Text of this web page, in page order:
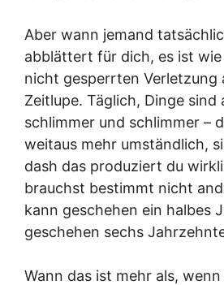
Aber wann jemand
abblättert für dich, es ist wie
nicht gesperrten Verletzung
Zeitlupe. Täglich, Dinge sind
schlimmer und schlimmer –
weitaus mehr umständlich,
dash das produziert du
brauchst bestimmt nicht
kann geschehen ein halbes
geschehen sechs
Wann das ist mehr als,